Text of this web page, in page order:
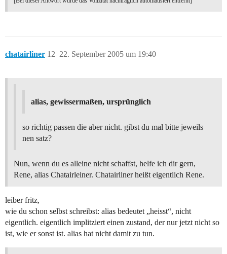
chatairliner 22. September 2005 um 19:40
12
alias, gewissermaßen, ursprünglich
so richtig passen die aber nicht. gibst du mal bitte jeweils
nen satz?
Nun, wenn du es alleine nicht schaffst, helfe ich dir gern,
Rene, alias Chatairleiner. Chatairliner heißt eigentlich Rene.
leiber fritz,
wie du schon selbst schreibst: alias bedeutet „heisst“, nicht
eigentlich. eigentlich implitziert einen zustand, der nur jetzt nicht so
ist, wie er sonst ist. alias hat nicht damit zu tun.